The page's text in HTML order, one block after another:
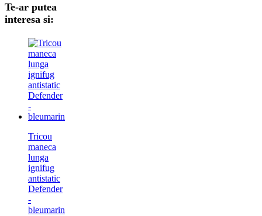
Te-ar putea
interesa si:
Tricou
maneca
lunga
ignifug
antistatic
Defender
-
bleumarin